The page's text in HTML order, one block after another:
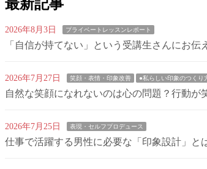
最新記事
2026年8月3日 プライベートレッスンレポート
「自信が持てない」という受講生さんにお伝
2026年7月27日 笑顔・表情・印象改善 ●私らしい印象のつくり
自然な笑顔になれないのは心の問題？行動が
2026年7月25日 表現・セルフプロデュース
仕事で活躍する男性に必要な「印象設計」と